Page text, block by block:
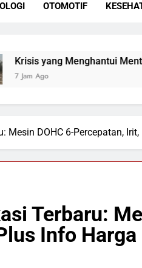
OTOMOTIF
Menghantui Menteri Dody
Mesin DOHC 6-Percepatan,
Terbaru:
Info Harga